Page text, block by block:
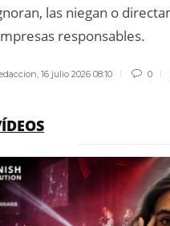
las niegan o
responsables.
16 julio 2026 08:10 0